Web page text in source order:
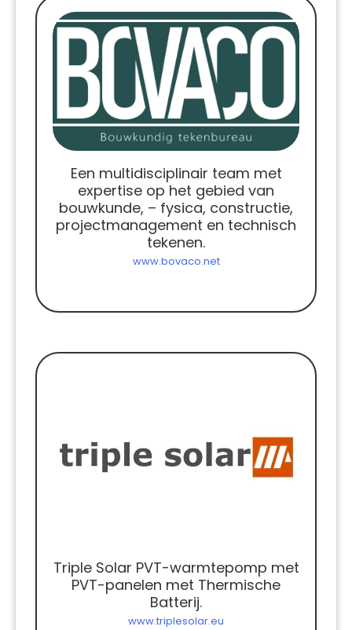
Een multidisciplinair team met
expertise op het gebied van
bouwkunde, – fysica, constructie,
projectmanagement en technisch
tekenen.
www.bovaco.net
Triple Solar PVT-warmtepomp met
PVT-panelen met Thermische
Batterij.
www.triplesolar.eu